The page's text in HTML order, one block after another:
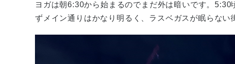
ヨガは朝6:30から始まるのでまだ外は暗いです。
ずメイン通りはかなり明るく、ラスベガスが眠らない